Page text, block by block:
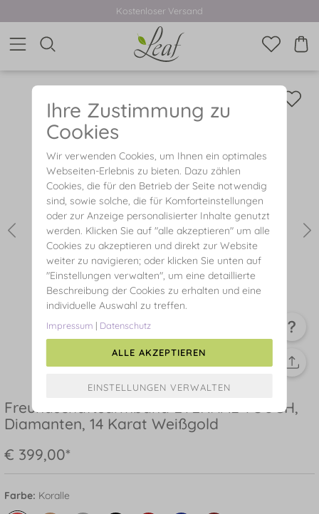
Kostenloser Versand
Freundschaftsarmband ETERNAL TOUCH,
Diamanten, 14 Karat Weißgold
€ 399,00*
Farbe: Koralle
Ihre Zustimmung zu
Cookies
Wir verwenden Cookies, um Ihnen ein optimales
Webseiten-Erlebnis zu bieten. Dazu zählen
Cookies, die für den Betrieb der Seite notwendig
sind, sowie solche, die für Komforteinstellungen
oder zur Anzeige personalisierter Inhalte genutzt
werden. Klicken Sie auf "alle akzeptieren" um alle
Cookies zu akzeptieren und direkt zur Website
weiter zu navigieren; oder klicken Sie unten auf
"Einstellungen verwalten", um eine detaillierte
Beschreibung der Cookies zu erhalten und eine
individuelle Auswahl zu treffen.
Impressum | Datenschutz
ALLE AKZEPTIEREN